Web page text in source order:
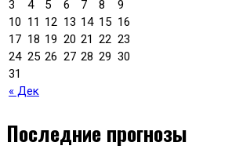
« Дек
3
4 5 6 7 8
9
10 11 12 13 14 15 16
17 18 19 20 21 22 23
24 25 26 27 28 29 30
31
Последние прогнозы